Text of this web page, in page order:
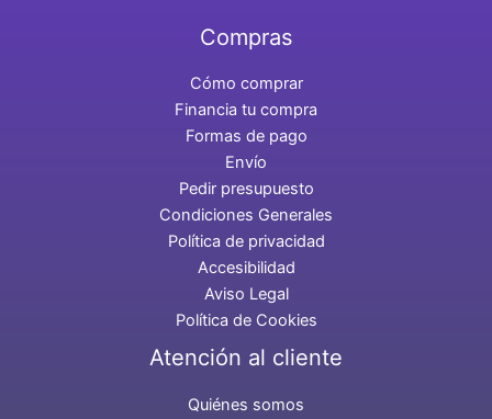
Compras
Cómo comprar
Financia tu compra
Formas de pago
Envío
Pedir presupuesto
Condiciones Generales
Política de privacidad
Accesibilidad
Aviso Legal
Política de Cookies
Atención al cliente
Quiénes somos